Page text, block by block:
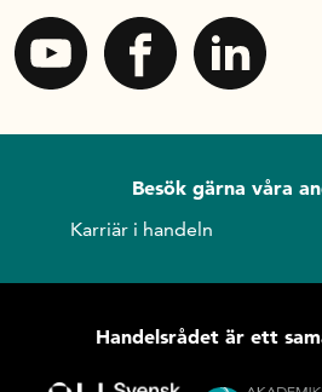
Besök gärna våra
Karriär i handeln
Handelsrådet är ett